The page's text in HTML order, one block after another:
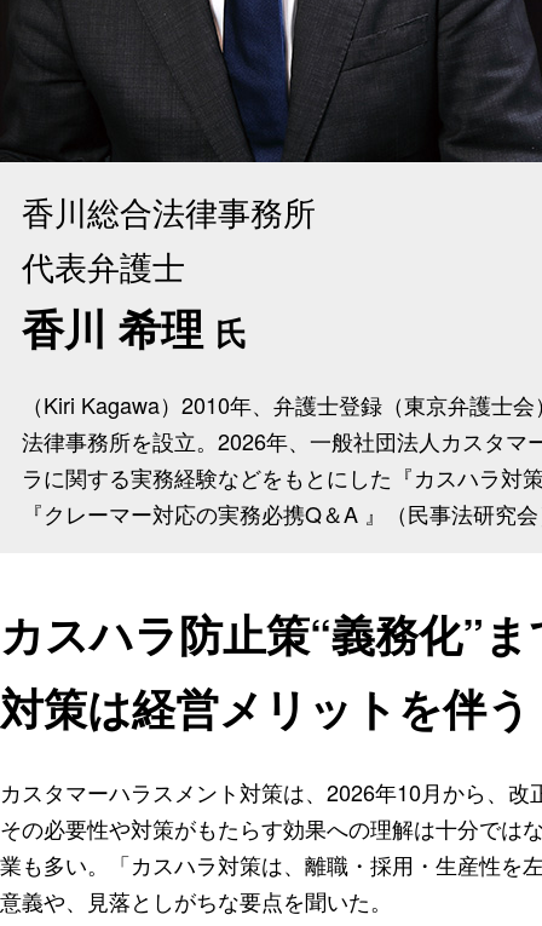
香川総合法律事務所
代表弁護士
香川 希理 氏
（Kiri Kagawa）2010年、弁護士登録（東京弁護士
法律事務所を設立。2026年、一般社団法人カスタ
ラに関する実務経験などをもとにした『カスハラ対
『クレーマー対応の実務必携Q＆A 』（民事法研究
カスハラ防止策“義務化”
対策は経営メリットを伴
カスタマーハラスメント対策は、2026年10月から、
その必要性や対策がもたらす効果への理解は十分では
業も多い。「カスハラ対策は、離職・採用・生産性を
意義や、見落としがちな要点を聞いた。